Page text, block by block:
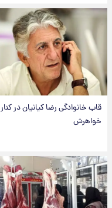
قاب خانوادگی رضا کیانیان در کنار
خواهرش